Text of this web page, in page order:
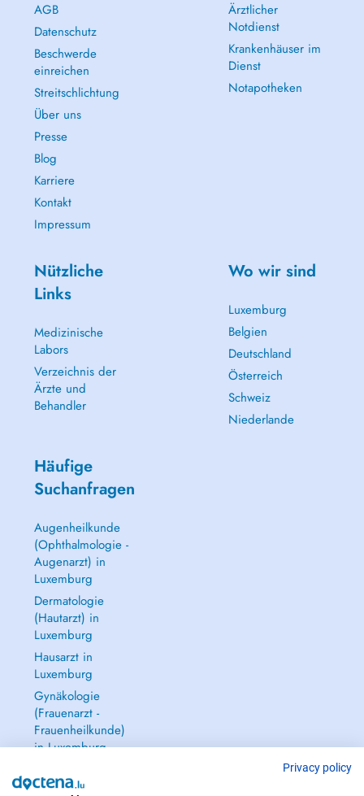
AGB
Datenschutz
Beschwerde
einreichen
Streitschlichtung
Über uns
Presse
Blog
Karriere
Kontakt
Impressum
Ärztlicher
Notdienst
Krankenhäuser im
Dienst
Notapotheken
Nützliche
Links
Medizinische
Labors
Verzeichnis der
Ärzte und
Behandler
Wo wir sind
Luxemburg
Belgien
Deutschland
Österreich
Schweiz
Niederlande
Häufige
Suchanfragen
Augenheilkunde
(Ophthalmologie -
Augenarzt) in
Luxemburg
Dermatologie
(Hautarzt) in
Luxemburg
Hausarzt in
Luxemburg
Gynäkologie
(Frauenarzt -
Frauenheilkunde)
in Luxemburg
Privacy policy